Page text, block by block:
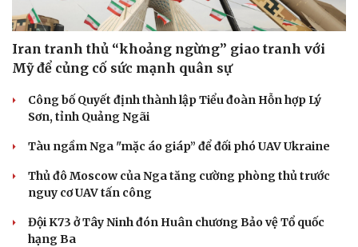
Iran tranh thủ “khoảng ngừng” giao tranh với
Mỹ để củng cố sức mạnh quân sự
Công bố Quyết định thành lập Tiểu đoàn Hỗn hợp Lý
Sơn, tỉnh Quảng Ngãi
Tàu ngầm Nga "mặc áo giáp” để đối phó UAV Ukraine
Thủ đô Moscow của Nga tăng cường phòng thủ trước
nguy cơ UAV tấn công
Đội K73 ở Tây Ninh đón Huân chương Bảo vệ Tổ quốc
hạng Ba